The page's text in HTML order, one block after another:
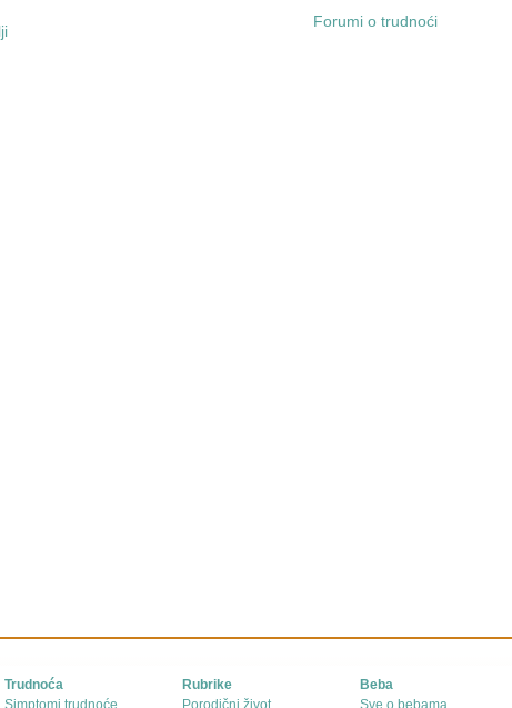
Forumi o trudnoći
Trudnoća
Simptomi trudnoće
Rubrike
Porodični život
Beba
Sve o bebama